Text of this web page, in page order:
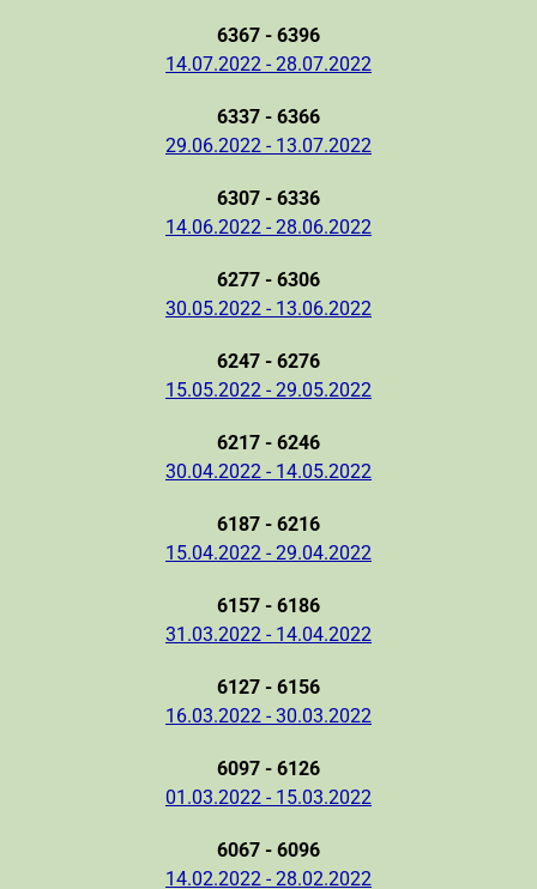
6367 - 6396
14.07.2022 - 28.07.2022
6337 - 6366
29.06.2022 - 13.07.2022
6307 - 6336
14.06.2022 - 28.06.2022
6277 - 6306
30.05.2022 - 13.06.2022
6247 - 6276
15.05.2022 - 29.05.2022
6217 - 6246
30.04.2022 - 14.05.2022
6187 - 6216
15.04.2022 - 29.04.2022
6157 - 6186
31.03.2022 - 14.04.2022
6127 - 6156
16.03.2022 - 30.03.2022
6097 - 6126
01.03.2022 - 15.03.2022
6067 - 6096
14.02.2022 - 28.02.2022